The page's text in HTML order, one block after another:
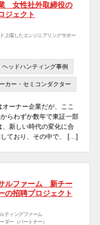
女性社外取締役の
ジェクト
上場したエンジニアリングサポー
ヘッドハンティング事例
カー・セミコンダクター
ーナー企業だが、ここ
らわずか数年で東証一部
新しい時代の変化に合
ており、その中で、 […]
ルファーム 新チー
の招聘プロジェクト
ティングファーム
ダー（パートナー）